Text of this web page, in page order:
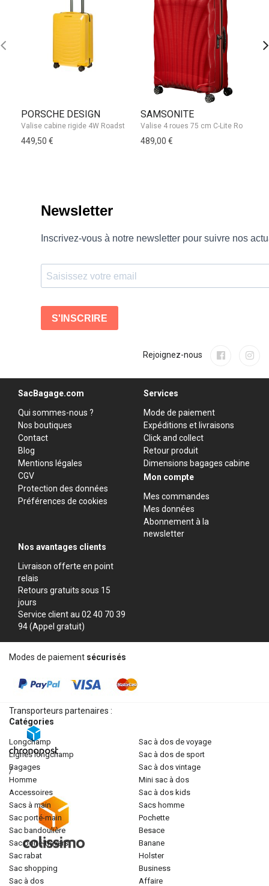
PORSCHE DESIGN
449,50 €
SAMSONITE
489,00 €
Rejoignez-nous
SacBagage.com
Qui sommes-nous ?
Nos boutiques
Contact
Blog
Mentions légales
CGV
Protection des données
Préférences de cookies
Services
Mode de paiement
Expéditions et livraisons
Click and collect
Retour produit
Dimensions bagages cabine
Mon compte
Mes commandes
Mes données
Abonnement à la
newsletter
Nos avantages clients
Livraison offerte en point
relais
Retours gratuits sous 15
jours
Service client au 02 40 70 39
94 (Appel gratuit)
Modes de paiement sécurisés
Transporteurs partenaires :
/
Catégories
longchamp
lignes longchamp
bagages
homme
accessoires
sacs à main
sac porté-main
sac bandoulière
sac porté-travers
sac rabat
sac shopping
sac à dos
sac à dos de voyage
sac à dos de sport
sac à dos vintage
mini sac à dos
sac à dos kids
sacs homme
pochette
besace
banane
holster
business
affaire